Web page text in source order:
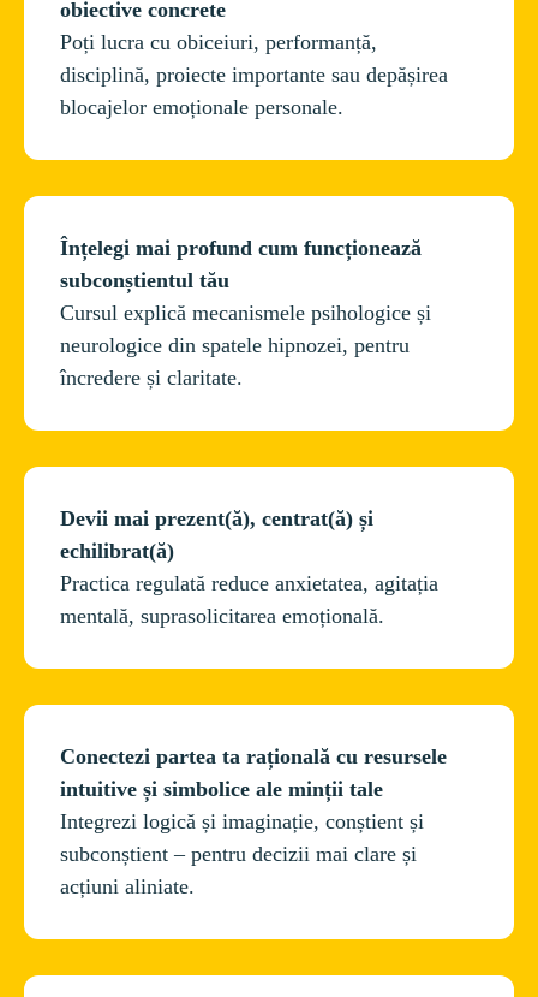
obiective concrete
Poți lucra cu obiceiuri, performanță,
disciplină, proiecte importante sau depășirea
Înțelegi mai profund cum funcționează
subconștientul tău
Cursul explică mecanismele psihologice și
neurologice din spatele hipnozei, pentru
Devii mai prezent(ă), centrat(ă) și
echilibrat(ă)
Practica regulată reduce anxietatea, agitația
mentală, suprasolicitarea emoțională.
Conectezi partea ta rațională cu resursele
intuitive și simbolice ale minții tale
Integrezi logică și imaginație, conștient și
subconștient – pentru decizii mai clare și
acțiuni aliniate.